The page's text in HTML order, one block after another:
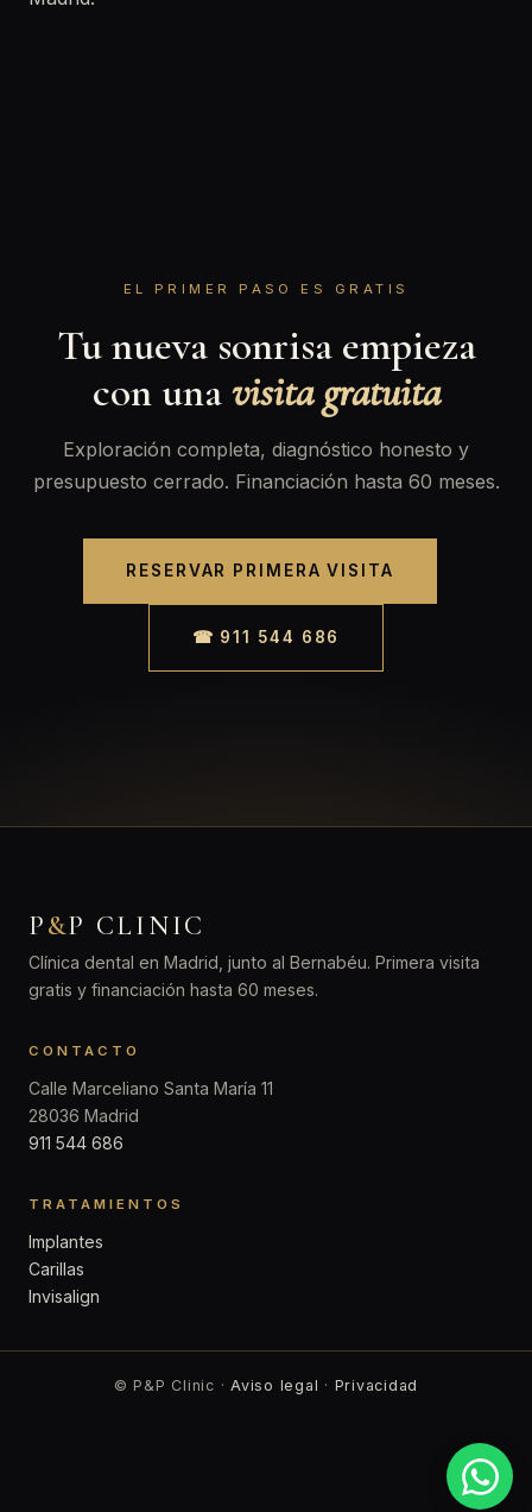
EL PRIMER PASO ES GRATIS
Tu nueva sonrisa empieza
con unavisita gratuita
Exploración completa, diagnóstico honesto y
presupuesto cerrado. Financiación hasta 60 meses.
RESERVAR PRIMERA VISITA
☎ 911 544 686
P&P CLINIC
Clínica dental en Madrid, junto al Bernabéu. Primera visita
gratis y financiación hasta 60 meses.
CONTACTO
Calle Marceliano Santa María 11
28036 Madrid
911 544 686
TRATAMIENTOS
Implantes
Carillas
Invisalign
© P&P Clinic ·Aviso legal · Privacidad